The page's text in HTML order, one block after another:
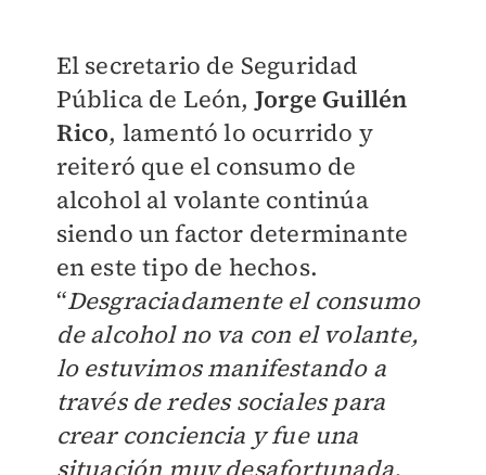
El secretario de Seguridad
Pública de León, Jorge Guillén
Rico, lamentó lo ocurrido y
reiteró que el consumo de
alcohol al volante continúa
siendo un factor determinante
en este tipo de hechos.
“Desgraciadamente el consumo
de alcohol no va con el volante,
lo estuvimos manifestando a
través de redes sociales para
crear conciencia y fue una
situación muy desafortunada,